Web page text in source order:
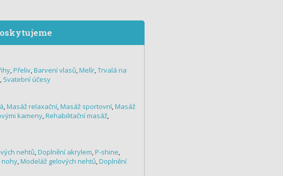
,Přeliv,Barvení vlasů,Melír,Trvalá na
, Svatební účesy
,Masáž relaxační,Masáž sportovní,Masáž
kameny,Rehabilitační masáž,
nehtů,Doplnění akrylem,P-shine,
nohy,Modeláž gelových nehtů,Doplnění